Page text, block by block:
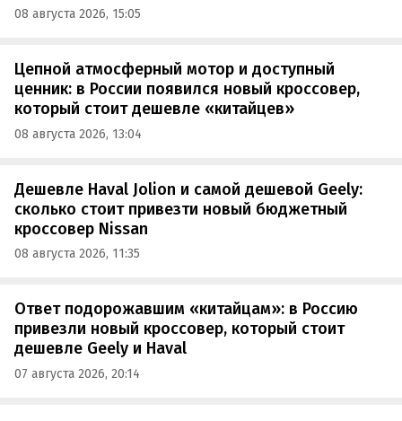
08 августа 2026, 15:05
Цепной атмосферный мотор и доступный
ценник: в России появился новый кроссовер,
который стоит дешевле «китайцев»
08 августа 2026, 13:04
Дешевле Haval Jolion и самой дешевой Geely:
сколько стоит привезти новый бюджетный
кроссовер Nissan
08 августа 2026, 11:35
Ответ подорожавшим «китайцам»: в Россию
привезли новый кроссовер, который стоит
дешевле Geely и Haval
07 августа 2026, 20:14